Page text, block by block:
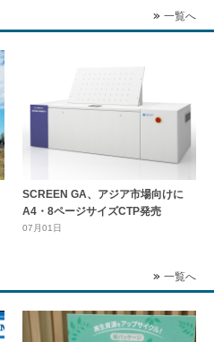
一覧へ
SCREEN GA、アジア市場向けに
A4・8ページサイズCTP発売
07月01日
一覧へ